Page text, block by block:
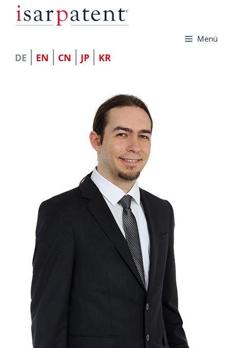
Zum
Inhalt
Menü
DE EN CN JP KR